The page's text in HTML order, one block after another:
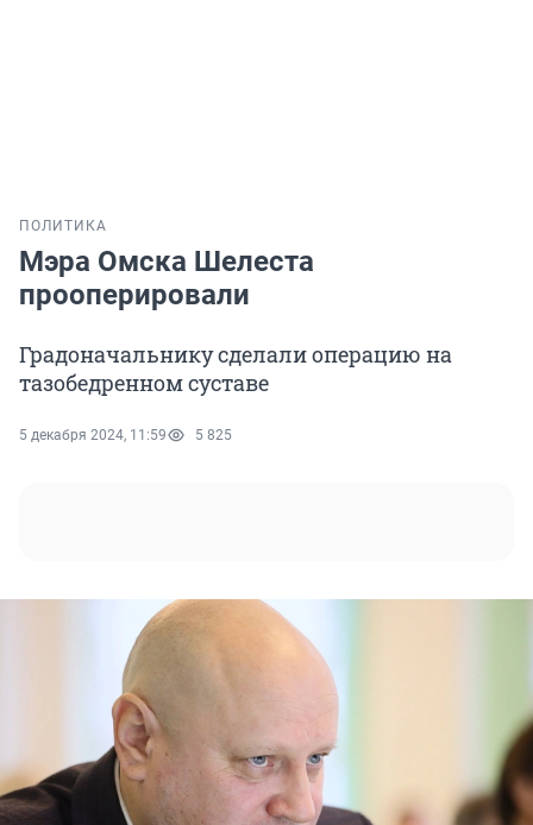
ПОЛИТИКА
Мэра Омска Шелеста
прооперировали
Градоначальнику сделали операцию на
тазобедренном суставе
5 декабря 2024, 11:59 5 825